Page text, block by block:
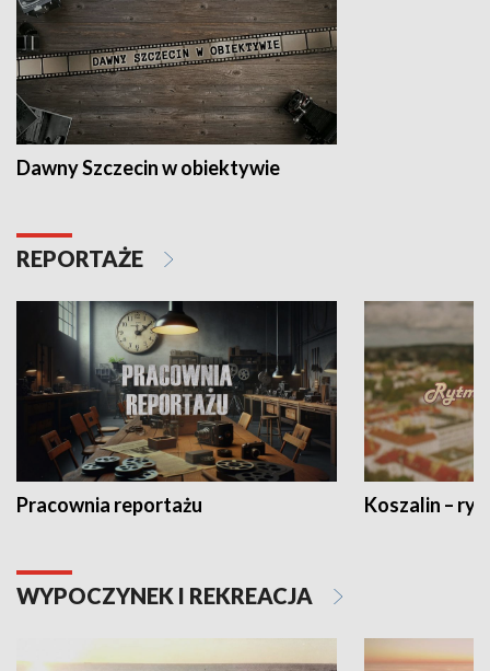
Dawny Szczecin w obiektywie
REPORTAŻE
Pracownia reportażu Koszalin –
WYPOCZYNEK I REKREACJA